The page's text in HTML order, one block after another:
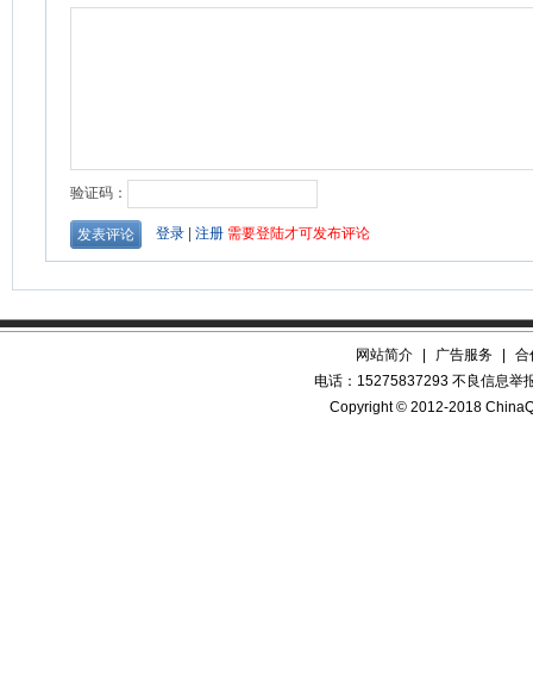
网站简介 广告服务
合
电话：15275837293 不良信息举
Copyright © 2012-2018